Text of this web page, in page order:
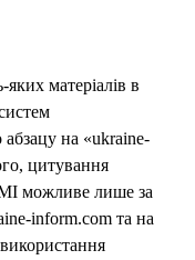
матеріалів в
на «ukraine-
цитування
можливе лише за
inform.com та на